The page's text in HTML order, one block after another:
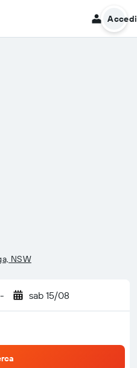
Accedi
NSW
- sab 15/08